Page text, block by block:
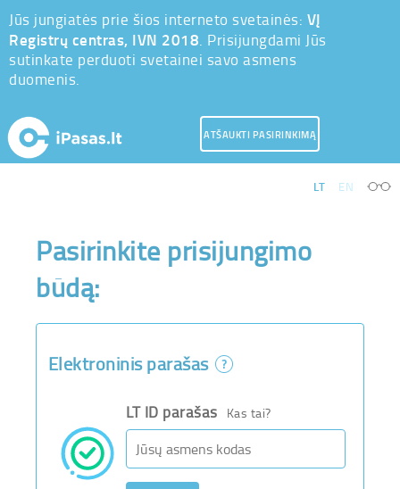
Jūs jungiatės prie šios interneto svetainės: VĮ
Registrų centras, IVN 2018. Prisijungdami Jūs
sutinkate perduoti svetainei savo asmens
duomenis.
ATŠAUKTI PASIRINKIMĄ
LT EN
Pasirinkite prisijungimo
būdą:
Elektroninis parašas
LT ID parašas Kas tai?